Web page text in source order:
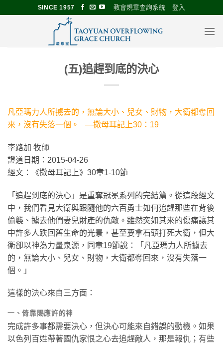
SINCE 1957 教會規章查詢系統 登入
(五)追趕到底的決心
凡亞瑪力人所擄去的，無論大小、兒女、財物，大衛都奪回
來，沒有失落一個。 —撒母耳記上30：19
李路加 牧師
證道日期：2015-04-26
經文：《撒母耳記上》30章1-10節
「追趕到底的決心」是重奪冠冕系列的完結篇。從這段經文
中，我們看見大衛與跟隨他的六百勇士如何追趕那些在背後
偷襲、擄去他們妻兒財產的仇敵。雖然突如其來的傷痛讓其
中許多人跌回舊生命的光景，甚至要拿石頭打死大衛，但大
衛卻以神為力量泉源，同章19節說：「凡亞瑪力人所擄去
的，無論大小、兒女、財物，大衛都奪回來，沒有失落一
個。」
這樣的決心來自三方面：
一、倚靠賜應許的神
完成許多事都需要決心，但決心可能來自錯誤的動機。如果
以色列百姓帶著國仇家恨之心去追趕敵人，那是報仇；有些